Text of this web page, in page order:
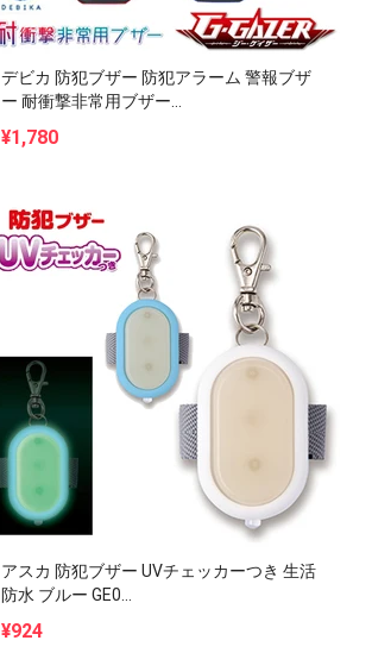
デビカ 防犯ブザー 防犯アラーム 警報ブザ
ー 耐衝撃非常用ブザー...
¥1,780
アスカ 防犯ブザー UVチェッカーつき 生活
防水 ブルー GE0...
¥924